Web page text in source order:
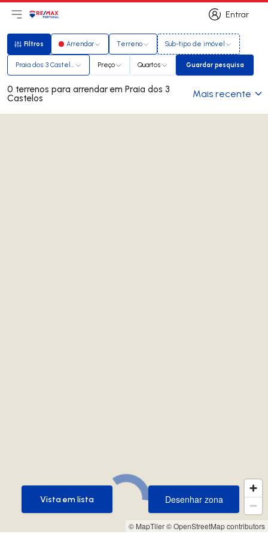
Entrar
Entrar
Abri menu principal
LogoIr para página inicial
Filtros
Filtros Arrendar Terreno Sub-tipo de imóvel
Praia dos 3 Castelos Preço Quartos Guardar
Guardar pesquisa
0 terrenos para arrendar em Praia dos 3
Castelos Mais recente
© MapTiler© OpenStreetMap contributors
Desenhar zona
Desenhar zona
Vista em lista
Vista em lista